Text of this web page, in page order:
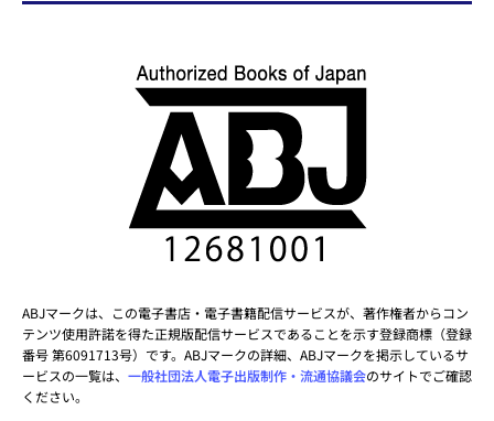
ABJマークは、この電子書店・電子書籍配信サービスが、著作権者からコン
テンツ使用許諾を得た正規版配信サービスであることを示す登録商標（登録
番号 第6091713号）です。ABJマークの詳細、ABJマークを掲示しているサ
ービスの一覧は、 一般社団法人電子出版制作・流通協議会のサイトでご確認
ください。